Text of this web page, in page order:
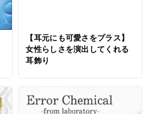
【耳元にも可愛さをプラス】
女性らしさを演出してくれる
耳飾り